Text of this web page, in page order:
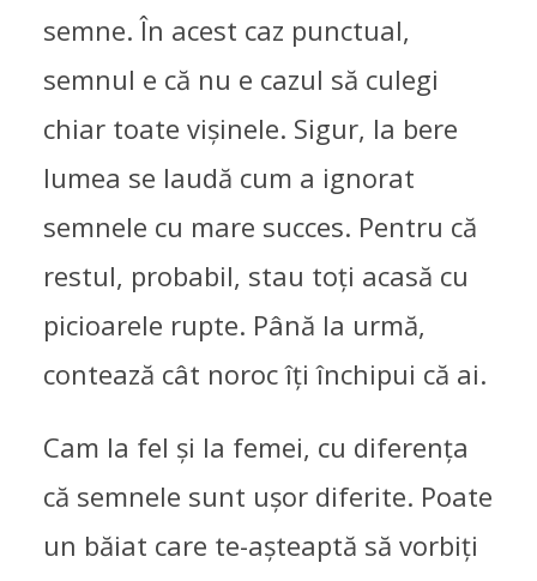
semne. În acest caz punctual,
semnul e că nu e cazul să culegi
chiar toate vișinele. Sigur, la bere
lumea se laudă cum a ignorat
semnele cu mare succes. Pentru că
restul, probabil, stau toți acasă cu
picioarele rupte. Până la urmă,
contează cât noroc îți închipui că ai.
Cam la fel și la femei, cu diferența
că semnele sunt ușor diferite. Poate
un băiat care te-așteaptă să vorbiți